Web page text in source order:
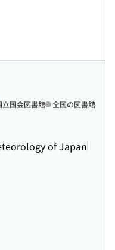
of Japan
立国会図書館 全国の図書館